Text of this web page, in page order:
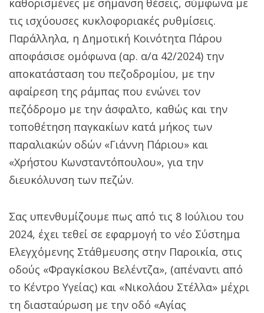
καθορισμένες με σήμανση θέσεις, σύμφωνα με
τις ισχύουσες κυκλοφοριακές ρυθμίσεις.
Παράλληλα, η Δημοτική Κοινότητα Πάρου
αποφάσισε ομόφωνα (αρ. α/α 42/2024) την
αποκατάσταση του πεζοδρομίου, με την
αφαίρεση της ράμπας που ενώνει τον
πεζόδρομο με την άσφαλτο, καθώς και την
τοποθέτηση παγκακίων κατά μήκος των
παραλιακών οδών «Γιάννη Πάριου» και
«Χρήστου Κωνσταντόπουλου», για την
διευκόλυνση των πεζών.
Σας υπενθυμίζουμε πως από τις 8 Ιούλιου του
2024, έχει τεθεί σε εφαρμογή το νέο Σύστημα
Ελεγχόμενης Στάθμευσης στην Παροικία, στις
οδούς «Φραγκίσκου Βελέντζα», (απέναντι από
το Κέντρο Υγείας) και «Νικολάου Στέλλα» μέχρι
τη διασταύρωση με την οδό «Αγίας